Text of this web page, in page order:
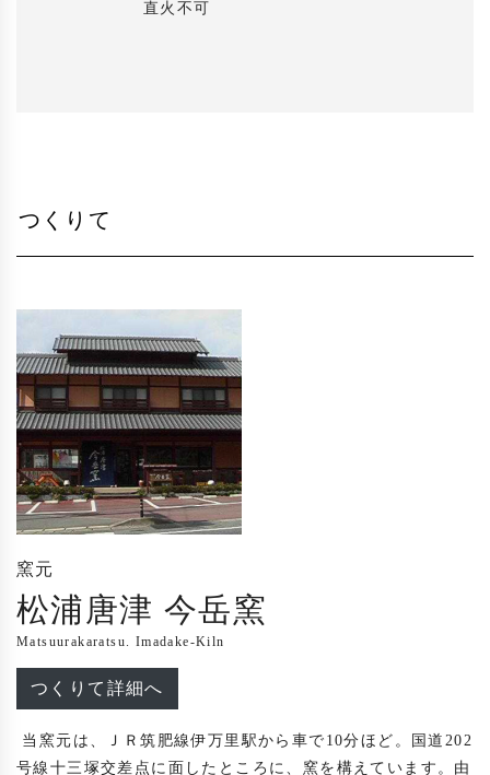
直火不可
つくりて
窯元
松浦唐津 今岳窯
Matsuurakaratsu. Imadake-Kiln
つくりて詳細へ
号線十三塚交差点に面したところに、窯を構えています。由